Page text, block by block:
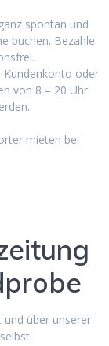
spontan und
buchen. Bezahle
Kundenkonto oder
von 8 – 20 Uhr
mieten bei
über unserer